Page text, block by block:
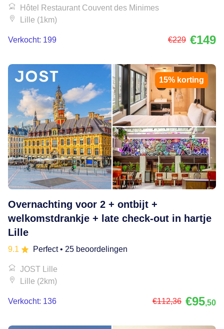
Hôtel Restaurant Couvent des Minimes
Lille (1km)
Verkocht: 199 €229 €149
15% korting
Overnachting voor 2 + ontbijt +
welkomstdrankje + late check-out in hartje
Lille
9.1 Perfect• 25 beoordelingen
JOST Lille
Lille (2km)
Verkocht: 136 €112,36 €95,50